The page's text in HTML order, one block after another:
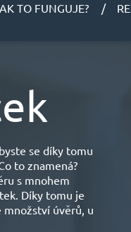
TO FUNGUJE?
se díky tomu
to znamená?
s mnohem
Díky tomu je
množství úvěrů, u